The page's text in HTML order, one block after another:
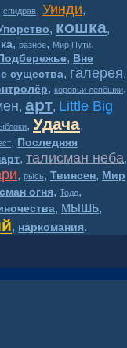
спидрав, Уинди,
, кошка,
, разное, Мир Пути,
, Вне
существа, галерея,
, коровьи лепёшки,
, арт, Little Big
, Удача,
, Последняя
, талисман неба,
, рысь, Твинсен, Мир
огня, Тодд,
, мышь,
, наркомания.